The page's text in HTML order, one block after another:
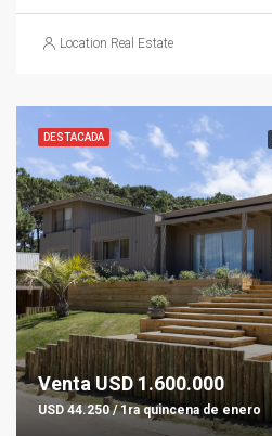
Location Real Estate
DESTACADA
Venta USD 1.600.000
USD 44.250 / 1ra quincena de enero